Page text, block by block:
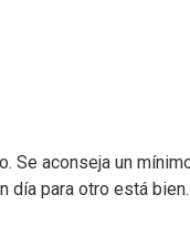
aconseja un
día para otro está bien.